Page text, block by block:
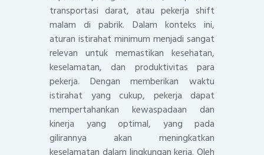
transportasi darat, atau pekerja shift
malam di pabrik. Dalam konteks ini,
aturan istirahat minimum menjadi sangat
relevan untuk memastikan kesehatan,
keselamatan, dan produktivitas para
pekerja. Dengan memberikan waktu
istirahat yang cukup, pekerja dapat
mempertahankan kewaspadaan dan
kinerja yang optimal, yang pada
gilirannya akan meningkatkan
keselamatan dalam lingkungan kerja. Oleh